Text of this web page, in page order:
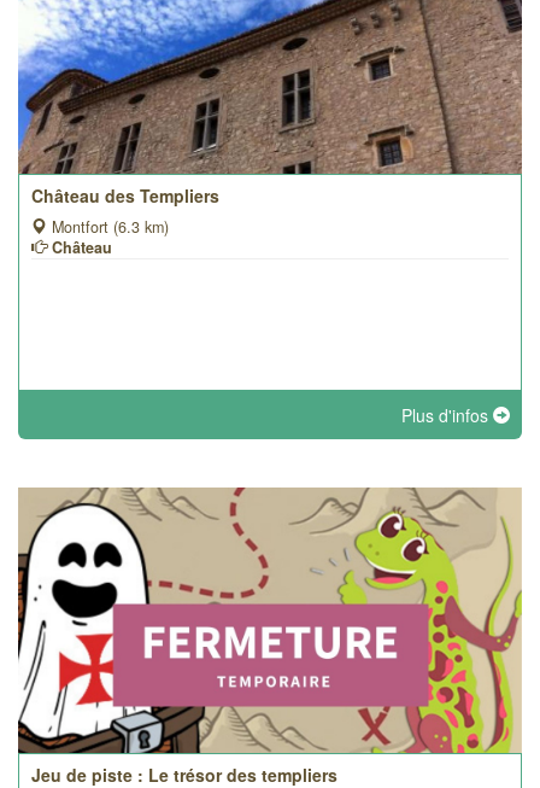
Château des Templiers
Montfort (6.3 km)
Château
Plus d'infos
Jeu de piste : Le trésor des templiers